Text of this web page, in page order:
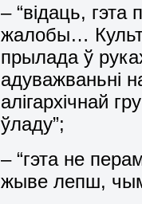
– “відаць,
жалобы… Культ
прылада ў
адуважваньні
алігархічнай
ўладу”;
– “гэта не
жыве лепш,